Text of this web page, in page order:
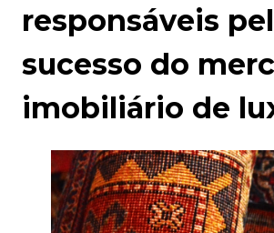
responsáveis
sucesso do
imobiliário de